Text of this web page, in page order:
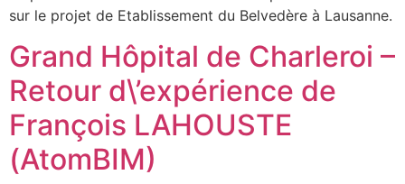
sur le projet de Etablissement du Belvedère à Lausanne.
Grand Hôpital de Charleroi –
Retour d\’expérience de
François LAHOUSTE
(AtomBIM)